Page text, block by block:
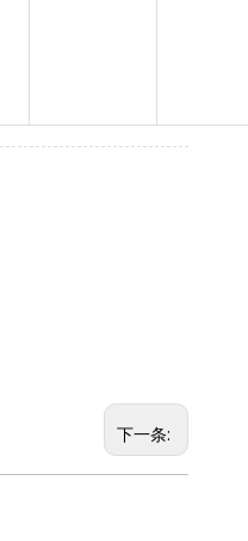
下一条: